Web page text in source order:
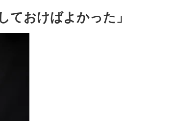
産経新聞】 中共の海警局と海軍の船が衝突2人死
ておけばよかった」